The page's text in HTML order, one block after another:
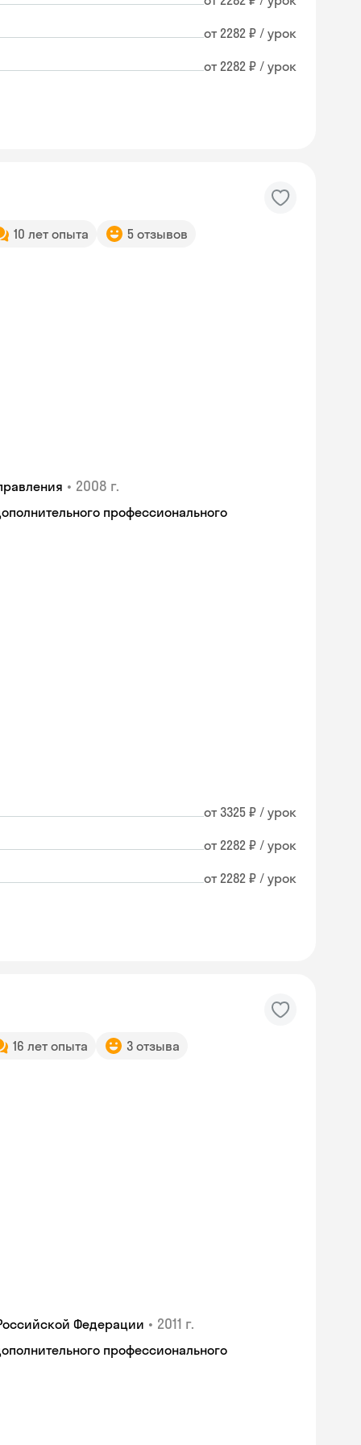
от 2282 ₽ / урок
от 2282 ₽ / урок
10 лет опыта 5 отзывов
• 2008 г.
профессионального
от 3325 ₽ / урок
от 2282 ₽ / урок
от 2282 ₽ / урок
16 лет опыта 3 отзыва
Федерации • 2011 г.
профессионального